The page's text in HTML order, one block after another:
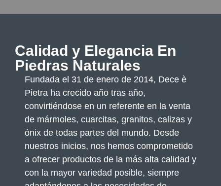
Calidad y Elegancia En
Piedras Naturales
Fundada el 31 de enero de 2014, Dece è
Pietra ha crecido año tras año,
convirtiéndose en un referente en la venta
de mármoles, cuarcitas, granitos, calizas y
ónix de todas partes del mundo. Desde
nuestros inicios, nos hemos comprometido
a ofrecer productos de la más alta calidad y
con la mayor variedad posible, siempre